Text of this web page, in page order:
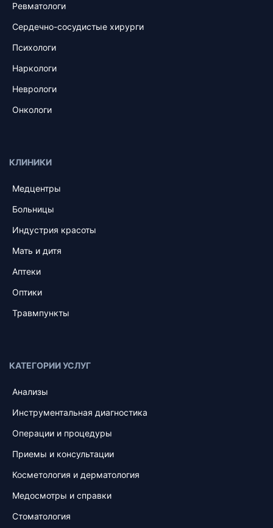
Ревматологи
Сердечно-сосудистые хирурги
Психологи
Наркологи
Неврологи
Онкологи
КЛИНИКИ
Медцентры
Больницы
Индустрия красоты
Мать и дитя
Аптеки
Оптики
Травмпункты
КАТЕГОРИИ УСЛУГ
Анализы
Инструментальная диагностика
Операции и процедуры
Приемы и консультации
Косметология и дерматология
Медосмотры и справки
Стоматология